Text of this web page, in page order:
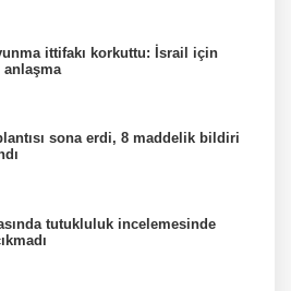
ittifakı korkuttu: İsrail için
sona erdi, 8 maddelik bildiri
tutukluluk incelemesinde